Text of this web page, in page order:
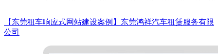
【东莞租车响应式网站建设案例】东莞鸿祥汽车租赁服务有限
公司